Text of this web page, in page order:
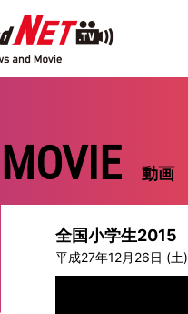
MOVIE 動画
全国小学生2015
平成27年12月26日 (土)